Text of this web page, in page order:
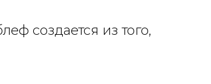
создается из того,